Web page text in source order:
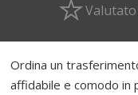
Valutato
Ordina un
affidabile e comodo in